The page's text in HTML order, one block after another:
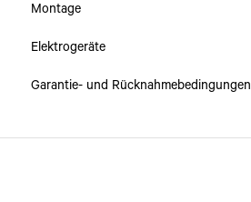
Montage
Elektrogeräte
Garantie- und Rücknahmebedingungen